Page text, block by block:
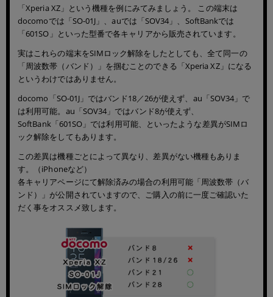
「Xperia XZ」という機種を例にみてみましょう。 この端末は
docomoでは「SO-01J」、auでは「SOV34」、SoftBankでは
「601SO」といった型番で各キャリアから販売されています。
実はこれらの端末をSIMロック解除をしたとしても、全て同一の
「周波数帯（バンド）」を掴むことのできる「Xperia XZ」になる
というわけではありません。
docomo「SO-01J」ではバンド18／26が使えず、au「SOV34」で
は利用可能。au「SOV34」ではバンド8が使えず、
SoftBank「601SO」では利用可能、といったような差異がSIMロ
ック解除をしてもあります。
この差異は機種ごとによって異なり、差異がない機種もありま
す。（iPhoneなど）
各キャリアページにて解除済みの場合の利用可能「周波数帯（バ
ンド）」が公開されていますので、ご購入の前に一度ご確認いた
だく事をオススメ致します。